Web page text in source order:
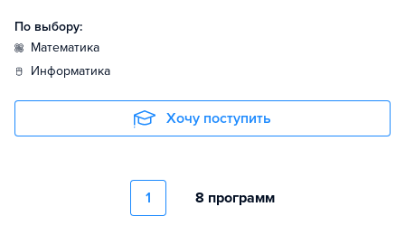
По выбору:
математика
информатика
Хочу поступить
1 8 программ